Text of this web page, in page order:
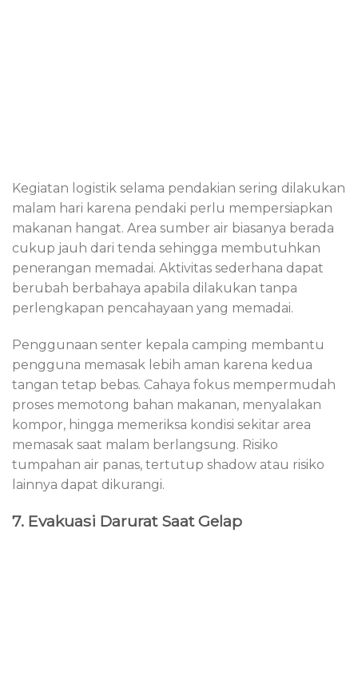
Kegiatan logistik selama pendakian sering dilakukan
malam hari karena pendaki perlu mempersiapkan
makanan hangat. Area sumber air biasanya berada
cukup jauh dari tenda sehingga membutuhkan
penerangan memadai. Aktivitas sederhana dapat
berubah berbahaya apabila dilakukan tanpa
perlengkapan pencahayaan yang memadai.
Penggunaan senter kepala camping membantu
pengguna memasak lebih aman karena kedua
tangan tetap bebas. Cahaya fokus mempermudah
proses memotong bahan makanan, menyalakan
kompor, hingga memeriksa kondisi sekitar area
memasak saat malam berlangsung. Risiko
tumpahan air panas, tertutup shadow atau risiko
lainnya dapat dikurangi.
7. Evakuasi Darurat Saat Gelap